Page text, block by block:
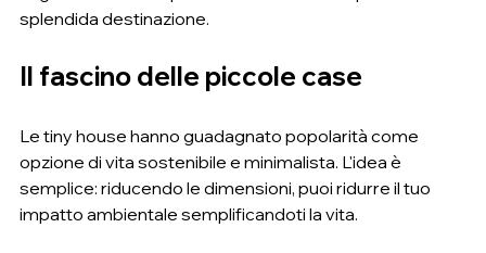
splendida destinazione.
Il fascino delle piccole case
Le tiny house hanno guadagnato popolarità come
opzione di vita sostenibile e minimalista. L'idea è
semplice: riducendo le dimensioni, puoi ridurre il tuo
impatto ambientale semplificandoti la vita.